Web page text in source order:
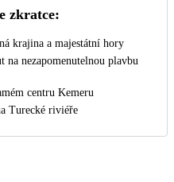
zkratce:
krajina a majestátní hory
na nezapomenutelnou plavbu
centru Kemeru
Turecké riviéře